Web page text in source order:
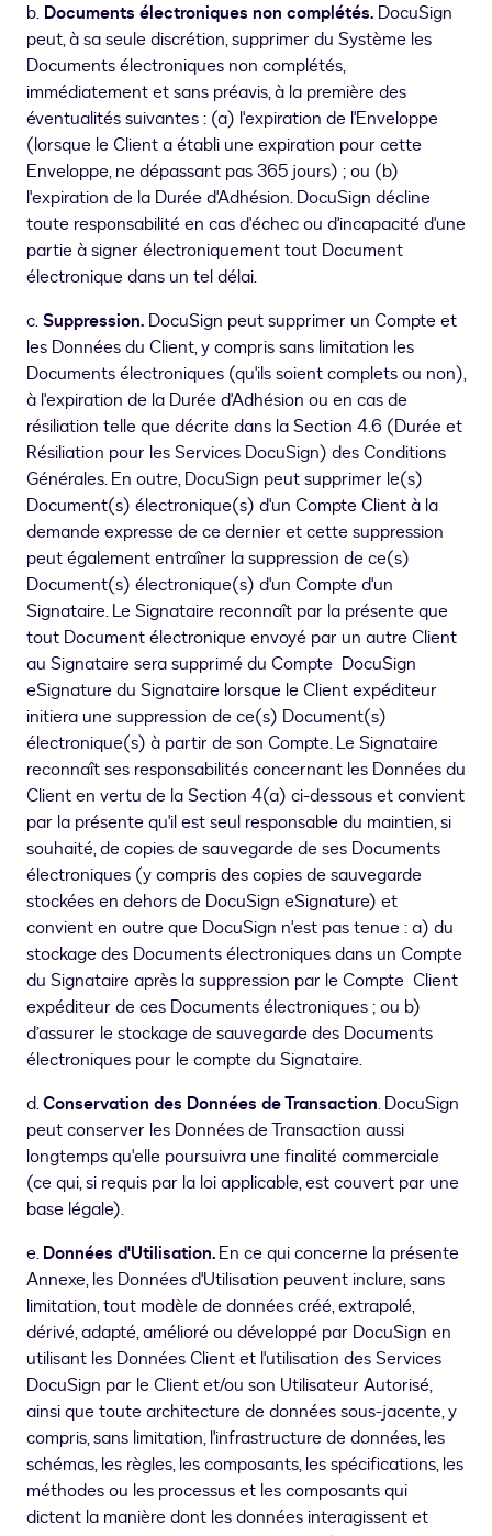
b. Documents électroniques non complétés. DocuSign
peut, à sa seule discrétion, supprimer du Système les
Documents électroniques non complétés,
immédiatement et sans préavis, à la première des
éventualités suivantes : (a) l'expiration de l'Enveloppe
(lorsque le Client a établi une expiration pour cette
Enveloppe, ne dépassant pas 365 jours) ; ou (b)
l'expiration de la Durée d'Adhésion. DocuSign décline
toute responsabilité en cas d'échec ou d'incapacité d'une
partie à signer électroniquement tout Document
électronique dans un tel délai.
c.Suppression. DocuSign peut supprimer un Compte et
les Données du Client, y compris sans limitation les
Documents électroniques (qu'ils soient complets ou non),
à l'expiration de la Durée d'Adhésion ou en cas de
résiliation telle que décrite dans la Section 4.6 (Durée et
Résiliation pour les Services DocuSign) des Conditions
Générales. En outre, DocuSign peut supprimer le(s)
Document(s) électronique(s) d'un Compte Client à la
demande expresse de ce dernier et cette suppression
peut également entraîner la suppression de ce(s)
Document(s) électronique(s) d'un Compte d'un
Signataire. Le Signataire reconnaît par la présente que
tout Document électronique envoyé par un autre Client
au Signataire sera supprimé du Compte DocuSign
eSignature du Signataire lorsque le Client expéditeur
initiera une suppression de ce(s) Document(s)
électronique(s) à partir de son Compte. Le Signataire
reconnaît ses responsabilités concernant les Données du
Client en vertu de la Section 4(a) ci-dessous et convient
par la présente qu'il est seul responsable du maintien, si
souhaité, de copies de sauvegarde de ses Documents
électroniques (y compris des copies de sauvegarde
stockées en dehors de DocuSign eSignature) et
convient en outre que DocuSign n'est pas tenue : a) du
stockage des Documents électroniques dans un Compte
du Signataire après la suppression par le Compte Client
expéditeur de ces Documents électroniques ; ou b)
d’assurer le stockage de sauvegarde des Documents
électroniques pour le compte du Signataire.
d.Conservation des Données de Transaction. DocuSign
peut conserver les Données de Transaction aussi
longtemps qu'elle poursuivra une finalité commerciale
(ce qui, si requis par la loi applicable, est couvert par une
base légale).
e.Données d'Utilisation.En ce qui concerne la présente
Annexe, les Données d'Utilisation peuvent inclure, sans
limitation, tout modèle de données créé, extrapolé,
dérivé, adapté, amélioré ou développé par DocuSign en
utilisant les Données Client et l'utilisation des Services
DocuSign par le Client et/ou son Utilisateur Autorisé,
ainsi que toute architecture de données sous-jacente, y
compris, sans limitation, l'infrastructure de données, les
schémas, les règles, les composants, les spécifications, les
méthodes ou les processus et les composants qui
dictent la manière dont les données interagissent et